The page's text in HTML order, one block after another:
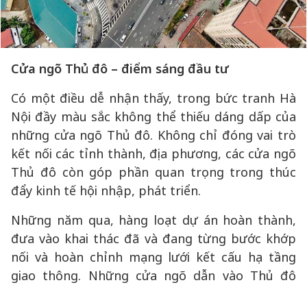
Cửa ngõ Thủ đô – điểm sáng đầu tư
Có một điều dễ nhận thấy, trong bức tranh Hà
Nội đầy màu sắc không thể thiếu dáng dấp của
những cửa ngõ Thủ đô. Không chỉ đóng vai trò
kết nối các tỉnh thành, địa phương, các cửa ngõ
Thủ đô còn góp phần quan trọng trong thúc
đẩy kinh tế hội nhập, phát triển.
Những năm qua, hàng loạt dự án hoàn thành,
đưa vào khai thác đã và đang từng bước khớp
nối và hoàn chỉnh mạng lưới kết cấu hạ tầng
giao thông. Những cửa ngõ dẫn vào Thủ đô